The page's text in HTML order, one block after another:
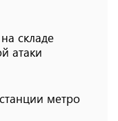
складе
атаки
метро